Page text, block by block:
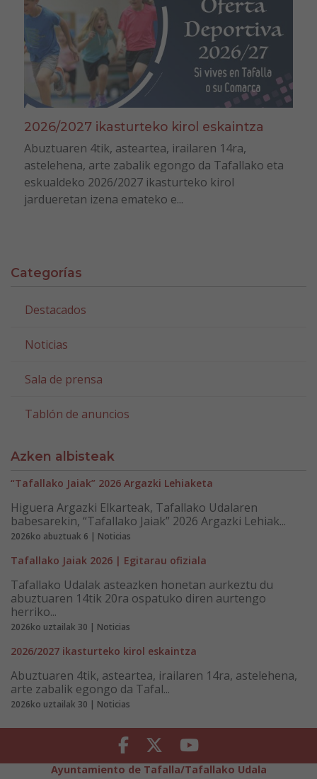
2026/2027 ikasturteko kirol eskaintza
Abuztuaren 4tik, asteartea, irailaren 14ra,
astelehena, arte zabalik egongo da Tafallako eta
eskualdeko 2026/2027 ikasturteko kirol
jardueretan izena emateko e...
Categorías
Destacados
Noticias
Sala de prensa
Tablón de anuncios
Azken albisteak
“Tafallako Jaiak” 2026 Argazki Lehiaketa
Higuera Argazki Elkarteak, Tafallako Udalaren
babesarekin, “Tafallako Jaiak” 2026 Argazki Lehiak...
2026ko abuztuak 6 | Noticias
Tafallako Jaiak 2026 | Egitarau ofiziala
Tafallako Udalak asteazken honetan aurkeztu du
abuztuaren 14tik 20ra ospatuko diren aurtengo
herriko...
2026ko uztailak 30 | Noticias
2026/2027 ikasturteko kirol eskaintza
Abuztuaren 4tik, asteartea, irailaren 14ra, astelehena,
arte zabalik egongo da Tafal...
2026ko uztailak 30 | Noticias
Facebook Twitter Youtube
Ayuntamiento de Tafalla/Tafallako Udala